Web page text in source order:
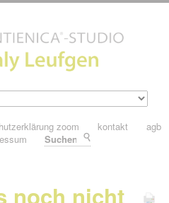
zoom kontakt
agb
noch nicht